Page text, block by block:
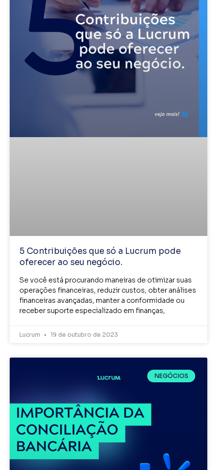
5 Contribuições que só a Lucrum pode
oferecer ao seu negócio.
Se você está procurando maneiras de otimizar suas
operações financeiras, reduzir custos, obter análises
financeiras avançadas, manter a conformidade ou
receber suporte especializado em finanças,
Lucrum 19 de outubro de 2023
NEGÓCIOS